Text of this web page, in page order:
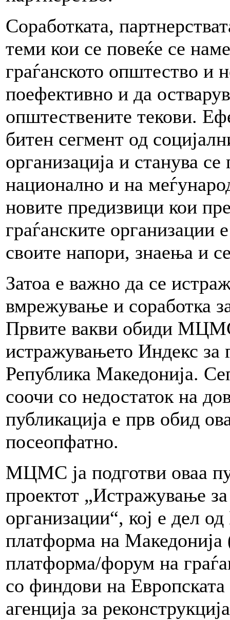
Соработката,
теми кои се повеќе се
граѓанското општество и
поефективно и да
општествените текови.
битен сегмент од
организација и станува
национално и на
новите предизвици кои
граѓанските организации
своите напори, знаења и
Затоа е важно да се
вмрежување и соработка
Првите вакви обиди
истражувањето Индекс за
Република Македонија.
соочи со недостаток на
публикација е прв обид
посеопфатно.
МЦМС ја подготви оваа
проектот „Истражување
организации“, кој е дел
платформа на
платформа/форум на
со финдови на
агенција за